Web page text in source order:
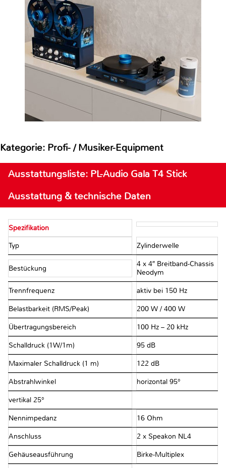
Kategorie: Profi- / Musiker-Equipment
Ausstattungsliste: PL-Audio Gala T4 Stick
Ausstattung & technische Daten
Spezifikation
Typ Zylinderwelle
Bestückung
4 x 4″ Breitband-Chassis
Neodym
Trennfrequenz aktiv bei 150 Hz
Belastbarkeit (RMS/Peak) 200 W / 400 W
Übertragungsbereich 100 Hz – 20 kHz
Schalldruck (1W/1m) 95 dB
Maximaler Schalldruck (1 m) 122 dB
Abstrahlwinkel horizontal 95°
vertikal 25°
Nennimpedanz 16 Ohm
Anschluss 2 x Speakon NL4
Gehäuseausführung Birke-Multiplex